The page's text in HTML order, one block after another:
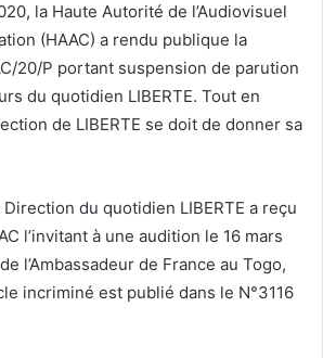
la Haute Autorité de l’Audiovisuel
(HAAC) a rendu publique la
20/P portant suspension de parution
du quotidien LIBERTE. Tout en
de LIBERTE se doit de donner sa
Direction du quotidien LIBERTE a reçu
l’invitant à une audition le 16 mars
l’Ambassadeur de France au Togo,
incriminé est publié dans le N°3116